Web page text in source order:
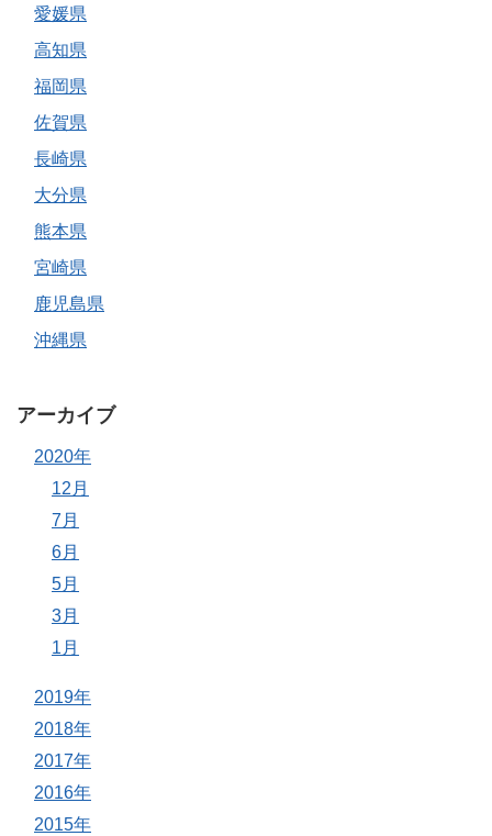
愛媛県
高知県
福岡県
佐賀県
長崎県
大分県
熊本県
宮崎県
鹿児島県
沖縄県
アーカイブ
2020年
12月
7月
6月
5月
3月
1月
2019年
2018年
2017年
2016年
2015年